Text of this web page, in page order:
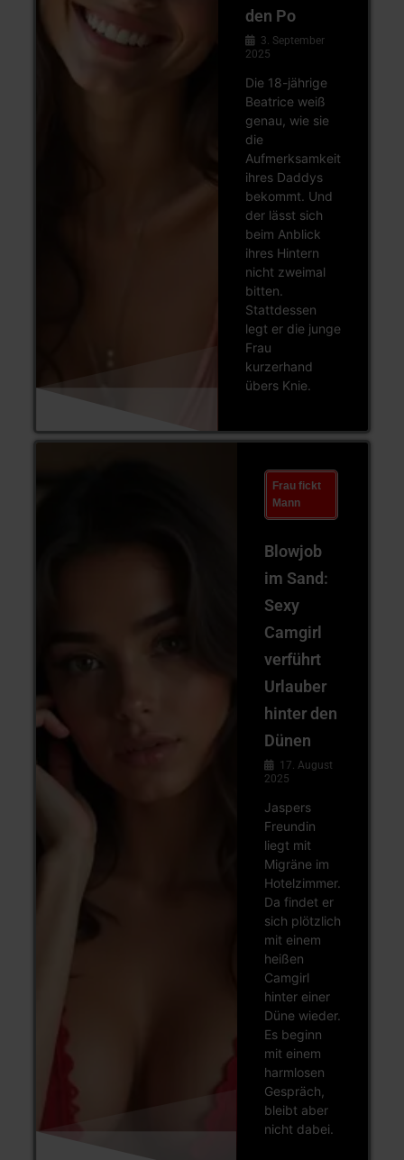
den Po
3. September
2025
Die 18-jährige
Beatrice weiß
genau, wie sie
die
Aufmerksamkeit
ihres Daddys
bekommt. Und
der lässt sich
beim Anblick
ihres Hintern
nicht zweimal
bitten.
Stattdessen
legt er die junge
Frau
kurzerhand
übers Knie.
Frau fickt
Mann
Blowjob
im Sand:
Sexy
Camgirl
verführt
Urlauber
hinter den
Dünen
17. August
2025
Jaspers
Freundin
liegt mit
Migräne im
Hotelzimmer.
Da findet er
sich plötzlich
mit einem
heißen
Camgirl
hinter einer
Düne wieder.
Es beginn
mit einem
harmlosen
Gespräch,
bleibt aber
nicht dabei.